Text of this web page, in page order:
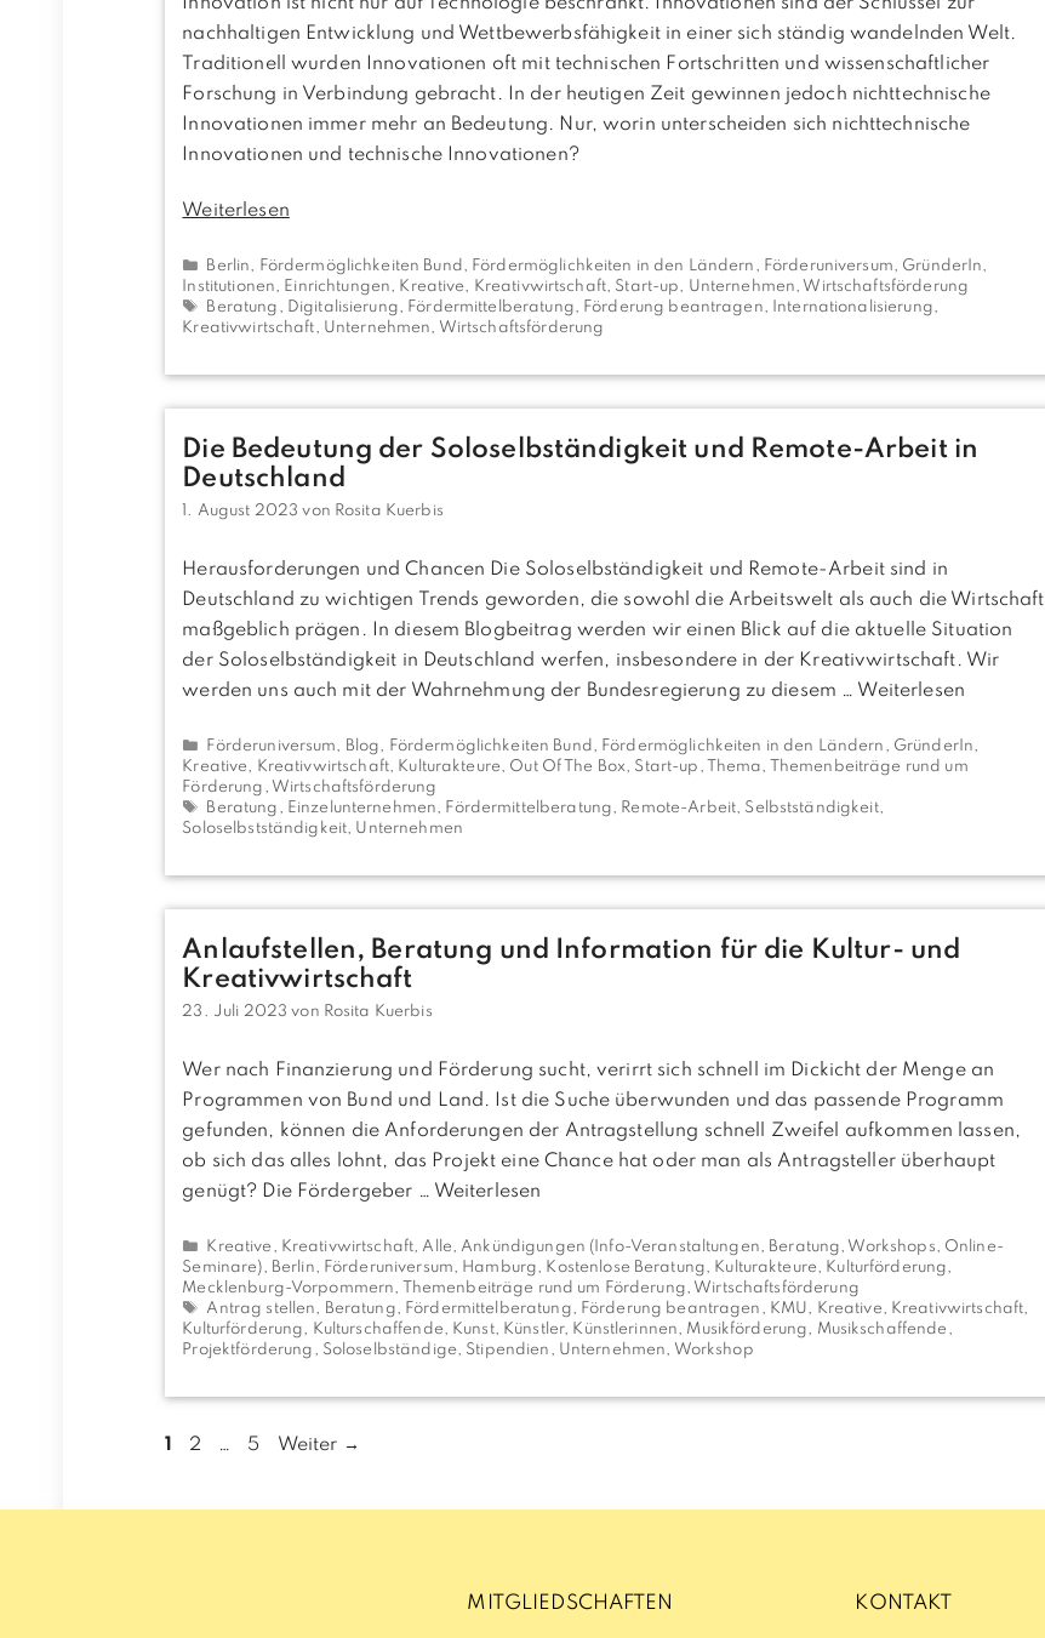
nachhaltigen Entwicklung und Wettbewerbsfähigkeit in einer sich ständig wandelnden Welt.
Traditionell wurden Innovationen oft mit technischen Fortschritten und wissenschaftlicher
Forschung in Verbindung gebracht. In der heutigen Zeit gewinnen jedoch nichttechnische
Innovationen immer mehr an Bedeutung. Nur, worin unterscheiden sich nichttechnische
Innovationen und technische Innovationen?
Weiterlesen
Kategorien
Berlin, Fördermöglichkeiten Bund , Fördermöglichkeiten in den Ländern , Förderuniversum, GründerIn,
Institutionen, Einrichtungen, Kreative, Kreativwirtschaft, Start-up, Unternehmen, Wirtschaftsförderung
Schlagwörter
Beratung , Digitalisierung, Fördermittelberatung, Förderung beantragen, Internationalisierung,
Kreativwirtschaft, Unternehmen, Wirtschaftsförderung
Die Bedeutung der Soloselbständigkeit und Remote-Arbeit in
Deutschland
1. August 2023 von Rosita Kuerbis
Herausforderungen und Chancen Die Soloselbständigkeit und Remote-Arbeit sind in
Deutschland zu wichtigen Trends geworden, die sowohl die Arbeitswelt als auch die Wirtschaft
maßgeblich prägen. In diesem Blogbeitrag werden wir einen Blick auf die aktuelle Situation
der Soloselbständigkeit in Deutschland werfen, insbesondere in der Kreativwirtschaft. Wir
werden uns auch mit der Wahrnehmung der Bundesregierung zu diesem … Weiterlesen
Kategorien
Förderuniversum, Blog, Fördermöglichkeiten Bund , Fördermöglichkeiten in den Ländern , GründerIn,
Kreative, Kreativwirtschaft, Kulturakteure, Out Of The Box, Start-up , Thema,
Themenbeiträge rund um
Förderung , Wirtschaftsförderung
Schlagwörter
Beratung , Einzelunternehmen, Fördermittelberatung, Remote-Arbeit, Selbstständigkeit,
Soloselbstständigkeit, Unternehmen
Anlaufstellen, Beratung und Information für die Kultur- und
Kreativwirtschaft
23. Juli 2023 von Rosita Kuerbis
Wer nach Finanzierung und Förderung sucht, verirrt sich schnell im Dickicht der Menge an
Programmen von Bund und Land. Ist die Suche überwunden und das passende Programm
gefunden, können die Anforderungen der Antragstellung schnell Zweifel aufkommen lassen,
ob sich das alles lohnt, das Projekt eine Chance hat oder man als Antragsteller überhaupt
genügt? Die Fördergeber … Weiterlesen
Kategorien
Kreative, Kreativwirtschaft,Alle,Ankündigungen (Info-Veranstaltungen, Beratung, Workshops, Online-
Seminare), Berlin, Förderuniversum, Hamburg, Kostenlose Beratung, Kulturakteure, Kulturförderung,
Mecklenburg-Vorpommern, Themenbeiträge rund um Förderung, Wirtschaftsförderung
Schlagwörter
Antrag stellen, Beratung, Fördermittelberatung, Förderung beantragen , KMU, Kreative, Kreativwirtschaft,
Kulturförderung, Kulturschaffende, Kunst, Künstler, Künstlerinnen, Musikförderung, Musikschaffende ,
Projektförderung , Soloselbständige, Stipendien , Unternehmen, Workshop
Seite
1 Seite
2 … Seite
5 Weiter →
MITGLIEDSCHAFTEN KONTAKT